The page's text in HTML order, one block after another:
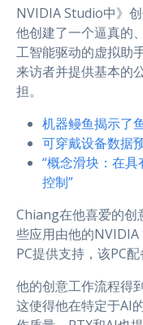
NVIDIA Studio中》
他创建了一个逼真的
工智能驱动的虚拟助
来访者并提供基本的
担。
机器鳗鱼揭示了
可穿戴设备数据
“概念滑块：在
控制”
Chiang在他喜爱的创
些应用由他的
PC提供支持，该PC
他的创意工作流程得
这使得他在特定于AI